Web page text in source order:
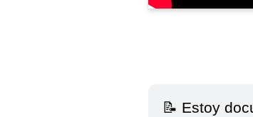
📝 Estoy